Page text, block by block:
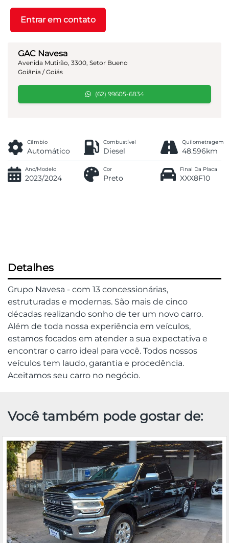
GAC Navesa
Avenida Mutirão, 3300, Setor Bueno
Goiânia / Goiás
(62) 99605-6834
Entrar em contato
Câmbio
Automático
Combustível
Diesel
Quilometragem
48.596km
Ano/Modelo
2023/2024
Cor
Preto
Final Da Placa
XXX8F10
Detalhes
Grupo Navesa - com 13 concessionárias,
estruturadas e modernas. São mais de cinco
décadas realizando sonho de ter um novo carro.
Além de toda nossa experiência em veículos,
estamos focados em atender a sua expectativa e
encontrar o carro ideal para você. Todos nossos
veículos tem laudo, garantia e procedência.
Aceitamos seu carro no negócio.
Você também pode gostar de: